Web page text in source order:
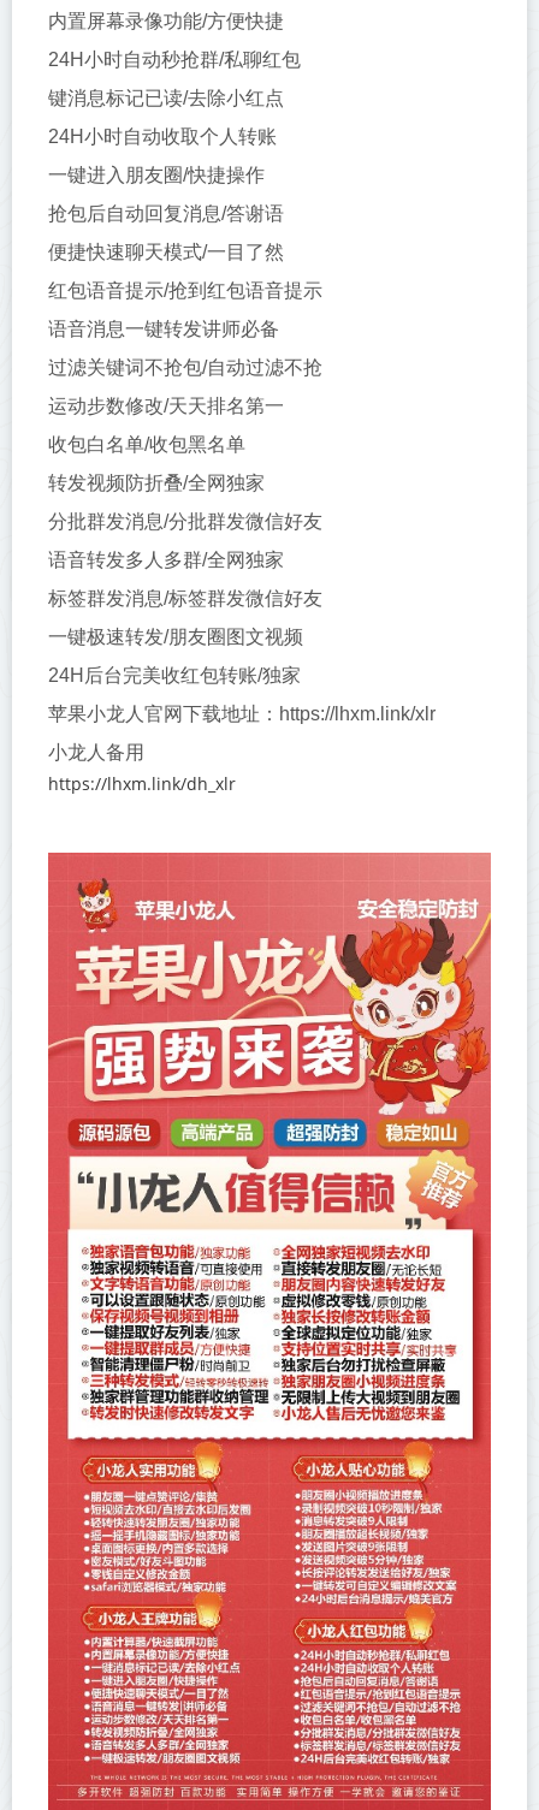
内置屏幕录像功能/方便快捷
24H小时自动秒抢群/私聊红包
键消息标记已读/去除小红点
24H小时自动收取个人转账
一键进入朋友圈/快捷操作
抢包后自动回复消息/答谢语
便捷快速聊天模式/一目了然
红包语音提示/抢到红包语音提示
语音消息一键转发讲师必备
过滤关键词不抢包/自动过滤不抢
运动步数修改/天天排名第一
收包白名单/收包黑名单
转发视频防折叠/全网独家
分批群发消息/分批群发微信好友
语音转发多人多群/全网独家
标签群发消息/标签群发微信好友
一键极速转发/朋友圈图文视频
24H后台完美收红包转账/独家
苹果小龙人官网下载地址：https://lhxm.link/xlr
小龙人备用
https://lhxm.link/dh_xlr